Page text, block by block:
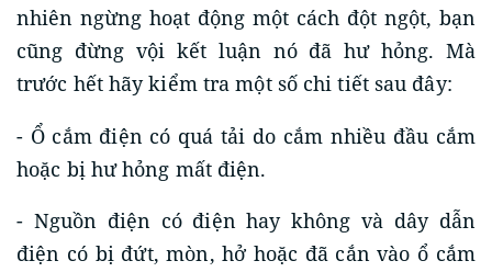
nhiên ngừng hoạt động một cách đột ngột, bạn
cũng đừng vội kết luận nó đã hư hỏng. Mà
trước hết hãy kiểm tra một số chi tiết sau đây:
- Ổ cắm điện có quá tải do cắm nhiều đầu cắm
hoặc bị hư hỏng mất điện.
- Nguồn điện có điện hay không và dây dẫn
điện có bị đứt, mòn, hở hoặc đã cắn vào ổ cắm